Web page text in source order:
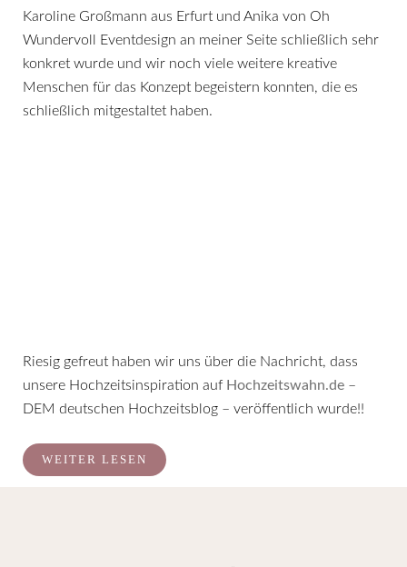
Karoline Großmann aus Erfurt und Anika von Oh
Wundervoll Eventdesign an meiner Seite schließlich sehr
konkret wurde und wir noch viele weitere kreative
Menschen für das Konzept begeistern konnten, die es
schließlich mitgestaltet haben.
Riesig gefreut haben wir uns über die Nachricht, dass
unsere Hochzeitsinspiration auf Hochzeitswahn.de –
DEM deutschen Hochzeitsblog – veröffentlich wurde!!
WEITER LESEN